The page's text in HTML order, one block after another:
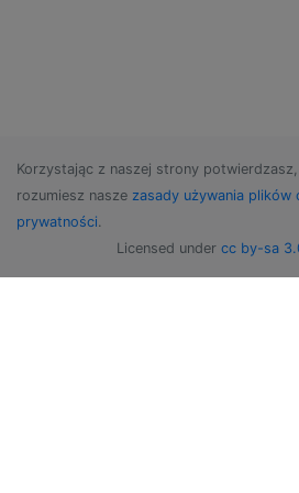
Korzystając z naszej strony
rozumiesz nasze zasady używania plików
prywatności.
Licensed under cc by-sa